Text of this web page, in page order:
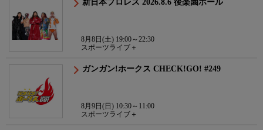
新日本プロレス 2026.8.6 後楽園ホール
8月8日(土) 19:00～22:30
スポーツライブ＋
ガンガン!ホークス CHECK!GO! #249
8月9日(日) 10:30～11:00
スポーツライブ＋